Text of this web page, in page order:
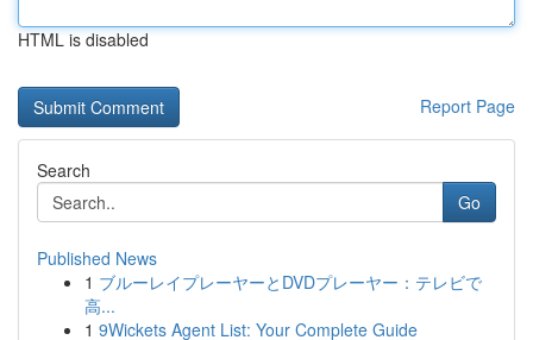
HTML is disabled
Report Page
Search
Go
Published News
1 ブルーレイプレーヤーとDVDプレーヤー：テレビで
高...
1 9Wickets Agent List: Your Complete Guide